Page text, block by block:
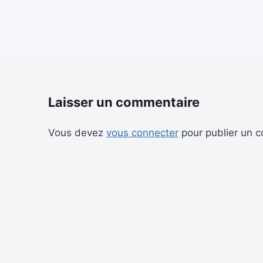
Laisser un commentaire
Vous devez vous connecter pour publier un